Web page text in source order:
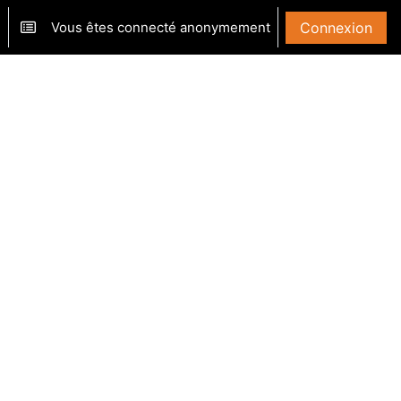
désactiver la saisie de recherche
Vous êtes connecté anonymement Connexion